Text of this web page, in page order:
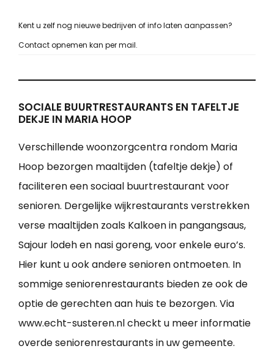
Kent u zelf nog nieuwe bedrijven of info laten aanpassen?
Contact opnemen kan per mail.
SOCIALE BUURTRESTAURANTS EN TAFELTJE
DEKJE IN MARIA HOOP
Verschillende woonzorgcentra rondom Maria
Hoop bezorgen maaltijden (tafeltje dekje) of
faciliteren een sociaal buurtrestaurant voor
senioren. Dergelijke wijkrestaurants verstrekken
verse maaltijden zoals Kalkoen in pangangsaus,
Sajour lodeh en nasi goreng, voor enkele euro’s.
Hier kunt u ook andere senioren ontmoeten. In
sommige seniorenrestaurants bieden ze ook de
optie de gerechten aan huis te bezorgen. Via
www.echt-susteren.nl checkt u meer informatie
overde seniorenrestaurants in uw gemeente.